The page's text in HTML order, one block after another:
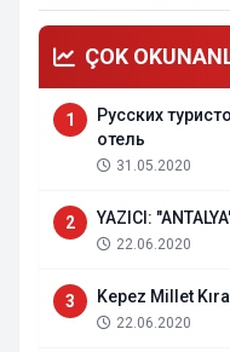
ÇOK
1
Русских
отель
31.05.2020
2 YAZICI:
22.06.2020
3 Kepez Millet
22.06.2020